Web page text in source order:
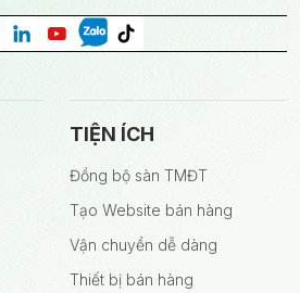
TIỆN ÍCH
Đồng bộ sàn TMĐT
Tạo Website bán hàng
Vận chuyển dễ dàng
Thiết bị bán hàng